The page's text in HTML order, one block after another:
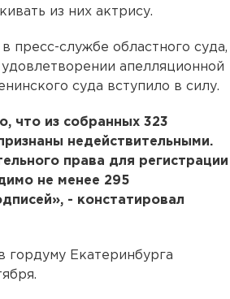
из них актрису.
пресс-службе областного суда,
удовлетворении апелляционной
суда вступило в силу.
что из собранных 323
недействительными.
права для регистрации
не менее 295
- констатировал
гордуму Екатеринбурга